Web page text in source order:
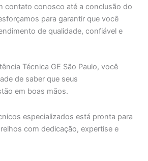
contato conosco até a conclusão do
para garantir que você
de qualidade, confiável e
Técnica GE São Paulo, você
de saber que seus
em boas mãos.
especializados está pronta para
com dedicação, expertise e